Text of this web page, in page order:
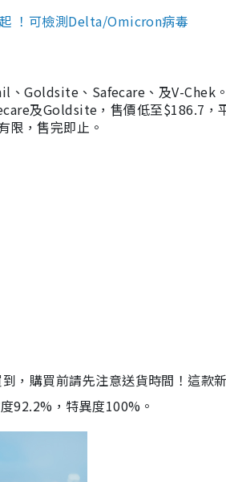
！可檢測Delta/Omicron病毒
、Goldsite、Safecare、及V-Chek
及Goldsite，售價低至$186.7，
限，售完即止。
，購買前請先注意送貨時間！這款
92.2%，特異度100%。